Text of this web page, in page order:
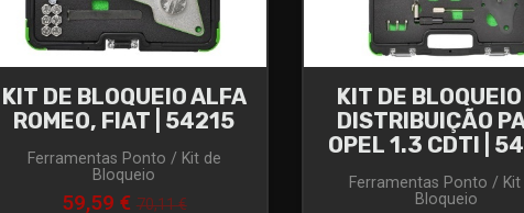
KIT DE BLOQUEIO ALFA
ROMEO, FIAT | 54215
Ferramentas Ponto / Kit de
Bloqueio
59,59 € 70,11 €
KIT DE
DISTRIBUIÇÃO
OPEL 1.3 CDTI |
Ferramentas Ponto / Kit
Bloqueio